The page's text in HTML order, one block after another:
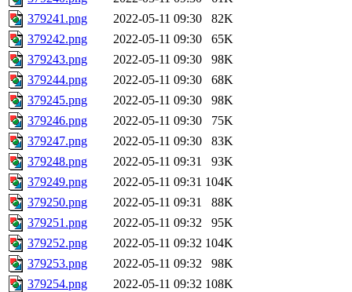
379241.png
2022-05-11 09:30
82K
379242.png
2022-05-11 09:30
65K
379243.png
2022-05-11 09:30
98K
379244.png
2022-05-11 09:30
68K
379245.png
2022-05-11 09:30
98K
379246.png
2022-05-11 09:30
75K
379247.png
2022-05-11 09:30
83K
379248.png
2022-05-11 09:31
93K
379249.png
2022-05-11 09:31 104K
379250.png
2022-05-11 09:31
88K
379251.png
2022-05-11 09:32
95K
379252.png
2022-05-11 09:32 104K
379253.png
2022-05-11 09:32
98K
379254.png
2022-05-11 09:32 108K